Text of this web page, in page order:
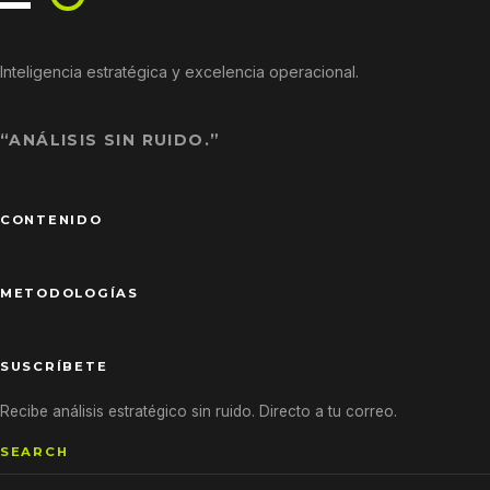
Inteligencia estratégica y excelencia operacional.
“ANÁLISIS SIN RUIDO.”
CONTENIDO
METODOLOGÍAS
SUSCRÍBETE
Recibe análisis estratégico sin ruido. Directo a tu correo.
SEARCH